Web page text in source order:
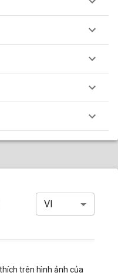
VI
trên hình ảnh của